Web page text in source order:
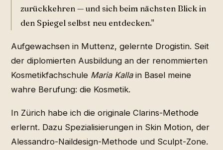
zurückkehren — und sich beim nächsten Blick in
den Spiegel selbst neu entdecken."
Aufgewachsen in Muttenz, gelernte Drogistin. Seit
der diplomierten Ausbildung an der renommierten
Kosmetikfachschule Maria Kallain Basel meine
wahre Berufung: die Kosmetik.
In Zürich habe ich die originale Clarins-Methode
erlernt. Dazu Spezialisierungen in Skin Motion, der
Alessandro-Naildesign-Methode und Sculpt-Zone.